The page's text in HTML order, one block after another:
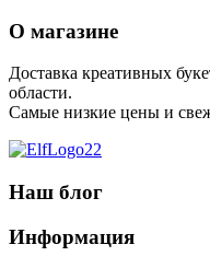
О магазине
Доставка креативных
области.
Самые низкие цены и
Наш блог
Информация